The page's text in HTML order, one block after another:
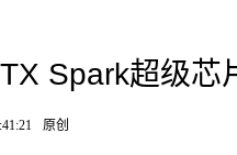
Spark超级芯
原创